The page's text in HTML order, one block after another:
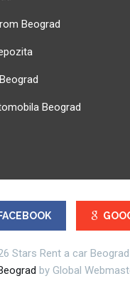
Beograd
Beograd
FACEBOOK
Stars Rent a car
by Global